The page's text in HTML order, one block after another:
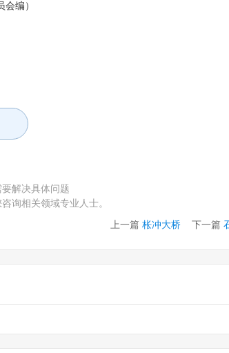
编）
解决具体问题
询相关领域专业人士。
上一篇 枨冲大桥 下一篇